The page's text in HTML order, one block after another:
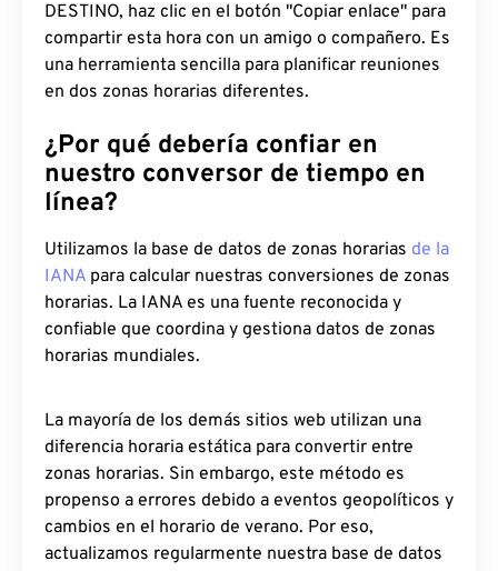
DESTINO, haz clic en el botón "Copiar enlace" para
compartir esta hora con un amigo o compañero. Es
una herramienta sencilla para planificar reuniones
en dos zonas horarias diferentes.
¿Por qué debería confiar en
nuestro conversor de tiempo en
línea?
Utilizamos la base de datos de zonas horarias de la
IANA para calcular nuestras conversiones de zonas
horarias. La IANA es una fuente reconocida y
confiable que coordina y gestiona datos de zonas
horarias mundiales.
La mayoría de los demás sitios web utilizan una
diferencia horaria estática para convertir entre
zonas horarias. Sin embargo, este método es
propenso a errores debido a eventos geopolíticos y
cambios en el horario de verano. Por eso,
actualizamos regularmente nuestra base de datos